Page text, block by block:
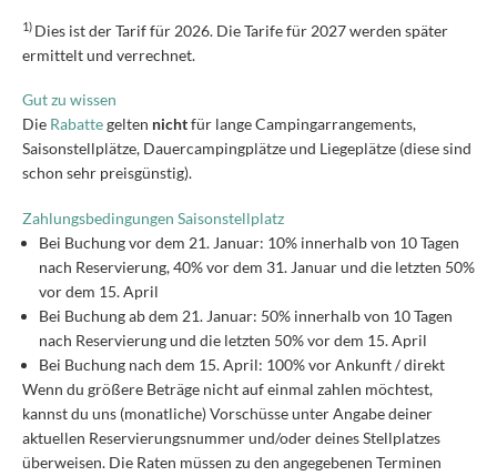
1) Dies ist der Tarif für 2026. Die Tarife für 2027 werden später
ermittelt und verrechnet.
Gut zu wissen
Die Rabattegelten nichtfür lange Campingarrangements,
Saisonstellplätze, Dauercampingplätze und Liegeplätze (diese sind
schon sehr preisgünstig).
Zahlungsbedingungen Saisonstellplatz
Bei Buchung vor dem 21. Januar: 10% innerhalb von 10 Tagen
nach Reservierung, 40% vor dem 31. Januar und die letzten 50%
vor dem 15. April
Bei Buchung ab dem 21. Januar: 50% innerhalb von 10 Tagen
nach Reservierung und die letzten 50% vor dem 15. April
Bei Buchung nach dem 15. April: 100% vor Ankunft / direkt
Wenn du größere Beträge nicht auf einmal zahlen möchtest,
kannst du uns (monatliche) Vorschüsse unter Angabe deiner
aktuellen Reservierungsnummer und/oder deines Stellplatzes
überweisen. Die Raten müssen zu den angegebenen Terminen